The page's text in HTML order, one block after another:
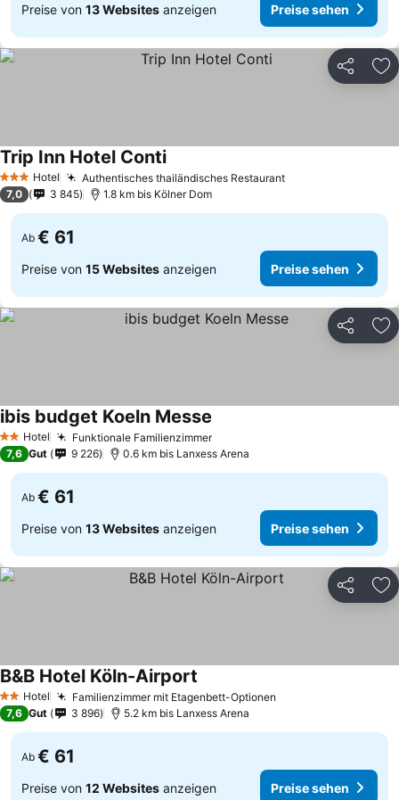
Preise von 13 Websites anzeigen Preise sehen
Teilen
3 SterneHotel Authentisches thailändisches RestaurantPreise sehen
Trip Inn Hotel ContiPreise sehen
7,0 3 845 1.8 km bis Kölner Dom
Ab € 61
Preise von 15 Websites anzeigen Preise sehen
Teilen
2 Sterne
Hotel Funktionale FamilienzimmerPreise sehen
ibis budget Koeln Messe
7,6 Gut 9 226 0.6 km bis Lanxess Arena
Ab € 61
Preise von 13 Websites anzeigen Preise sehen
Teilen
2 Sterne
Hotel Familienzimmer mit Etagenbett-Optionen
B&B Hotel Köln-Airport
7,6 Gut 3 896 5.2 km bis Lanxess Arena
Ab € 61
Preise von 12 Websites anzeigen Preise sehen